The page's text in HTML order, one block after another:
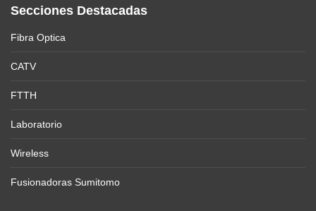
Secciones Destacadas
Fibra Optica
CATV
FTTH
Laboratorio
Wireless
Fusionadoras Sumitomo